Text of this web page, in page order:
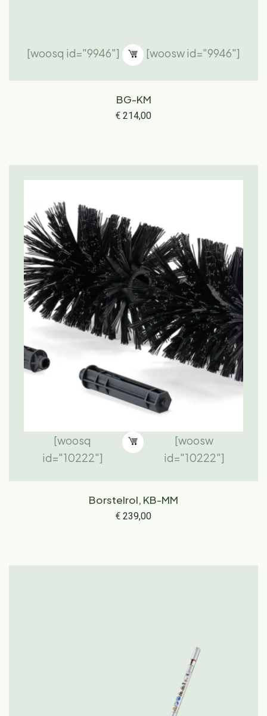
[woosq id="9946"] [woosw id="9946"]
BG-KM
€214,00
[woosq
id="10222"]
[woosw
id="10222"]
Borstelrol, KB-MM
€239,00